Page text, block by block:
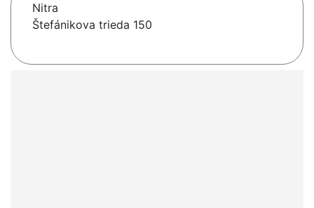
Nitra
Štefánikova trieda 150